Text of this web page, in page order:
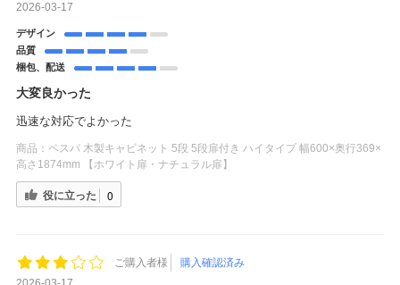
2026-03-17
デザイン
品質
梱包、配送
大変良かった
迅速な対応でよかった
商品： ペスパ 木製キャビネット 5段 5段扉付き ハイタイプ 幅600×奥行369×
高さ1874mm 【ホワイト扉・ナチュラル扉】
役に立った 0
ご購入者様
購入確認済み